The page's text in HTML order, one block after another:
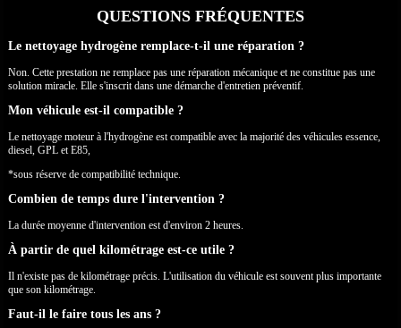
QUESTIONS FRÉQUENTES
Le nettoyage hydrogène remplace-t-il une réparation ?
Non. Cette prestation ne remplace pas une réparation mécanique et ne constitue pas une
solution miracle. Elle s'inscrit dans une démarche d'entretien préventif.
Mon véhicule est-il compatible ?
Le nettoyage moteur à l'hydrogène est compatible avec la majorité des véhicules essence,
diesel, GPL et E85,
*sous réserve de compatibilité technique.
Combien de temps dure l'intervention ?
La durée moyenne d'intervention est d'environ 2 heures.
À partir de quel kilométrage est-ce utile ?
Il n'existe pas de kilométrage précis. L'utilisation du véhicule est souvent plus importante
que son kilométrage.
Faut-il le faire tous les ans ?